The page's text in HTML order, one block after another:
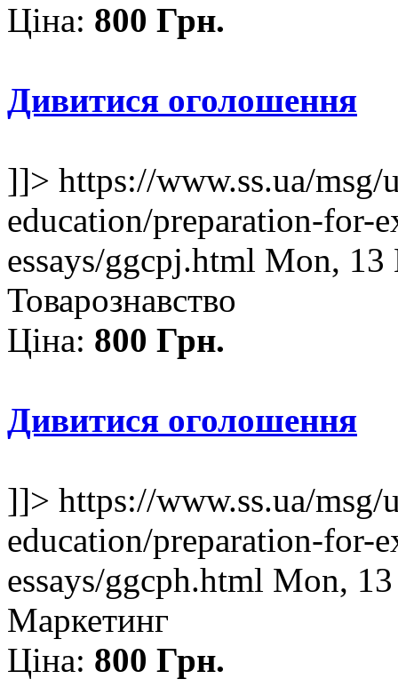
Ціна: 800 Грн.
Дивитися оголошення
]]> https://www.ss.ua/
education/preparation-for-
essays/ggcpj.html Mon, 13
Товарознавство
Ціна: 800 Грн.
Дивитися оголошення
]]> https://www.ss.ua/
education/preparation-for-
essays/ggcph.html Mon,
Маркетинг
Ціна: 800 Грн.